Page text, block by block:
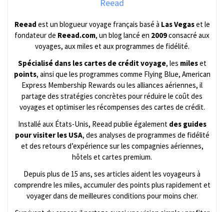
Reead
Reead est un blogueur voyage français basé à Las Vegaset le
fondateur de Reead.com, un blog lancé en 2009consacré aux
voyages, aux miles et aux programmes de fidélité.
Spécialisé dans les cartes de crédit voyage, les mileset
points, ainsi que les programmes comme Flying Blue, American
Express Membership Rewards ou les alliances aériennes, il
partage des stratégies concrètes pour réduire le coût des
voyages et optimiser les récompenses des cartes de crédit.
Installé aux États-Unis, Reead publie également des guides
pour visiter les USA, des analyses de programmes de fidélité
et des retours d’expérience sur les compagnies aériennes,
hôtels et cartes premium.
Depuis plus de 15 ans, ses articles aident les voyageurs à
comprendre les miles, accumuler des points plus rapidement et
voyager dans de meilleures conditions pour moins cher.